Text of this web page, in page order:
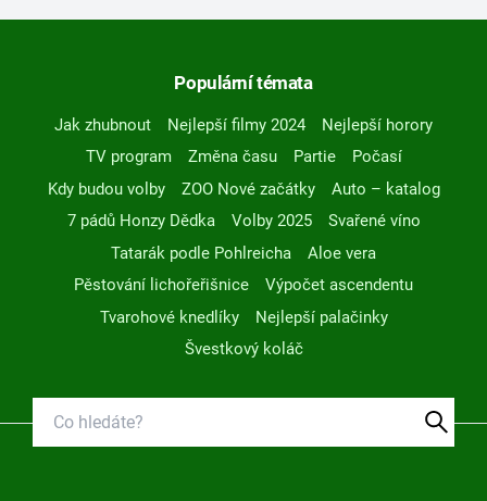
Populární témata
Jak zhubnout Nejlepší filmy 2024
Nejlepší horory
TV program
Změna času Partie
Počasí
Kdy budou volby
ZOO Nové začátky
Auto – katalog
7 pádů Honzy Dědka
Volby 2025
Svařené víno
Tatarák podle Pohlreicha
Aloe vera
Pěstování lichořeřišnice
Výpočet ascendentu
Tvarohové knedlíky
Nejlepší palačinky
Švestkový koláč